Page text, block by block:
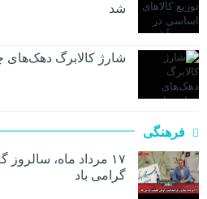
شد
شارژ کالابرگ دهک‌های چهارم
فرهنگی
۱۷ مرداد ماه،
گرامی باد